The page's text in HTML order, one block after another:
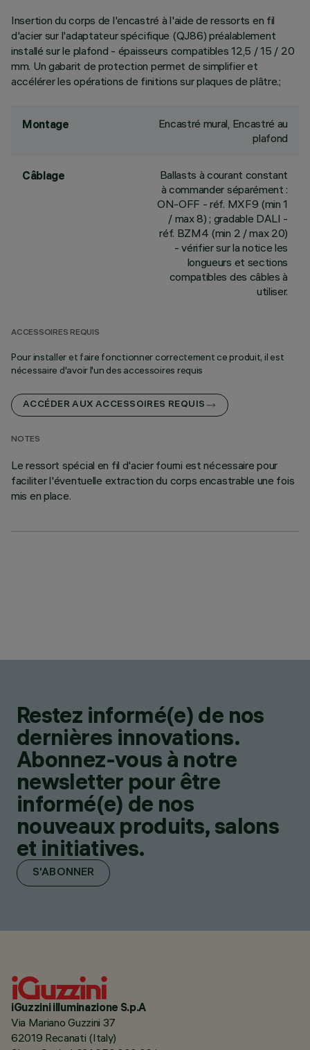
Insertion du corps de l'encastré à l'aide de ressorts en fil
d'acier sur l'adaptateur spécifique (QJ86) préalablement
installé sur le plafond - épaisseurs compatibles 12,5 / 15 / 20
mm. Un gabarit de protection permet de simplifier et
accélérer les opérations de finitions sur plaques de plâtre.;
Montage
Encastré mural, Encastré au
plafond
Câblage
Ballasts à courant constant
à commander séparément :
ON-OFF - réf. MXF9 (min 1
/ max 8) ; gradable DALI -
réf. BZM4 (min 2 / max 20)
- vérifier sur la notice les
longueurs et sections
compatibles des câbles à
utiliser.
ACCESSOIRES REQUIS
Pour installer et faire fonctionner correctement ce produit, il est
nécessaire d'avoir l'un des accessoires requis
ACCÉDER AUX ACCESSOIRES REQUIS
NOTES
Le ressort spécial en fil d'acier fourni est nécessaire pour
faciliter l'éventuelle extraction du corps encastrable une fois
mis en place.
Restez informé(e) de nos
dernières innovations.
Abonnez-vous à notre
newsletter pour être
informé(e) de nos
nouveaux produits, salons
et initiatives.
S'ABONNER
iGuzzini illuminazione S.p.A
Via Mariano Guzzini 37
62019 Recanati (Italy)